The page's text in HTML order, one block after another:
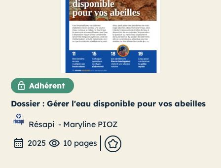
Dossier : Gérer l'eau disponible pour vos abeilles
Résapi - Maryline PIOZ
2025
10 pages